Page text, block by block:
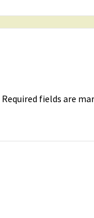
Required fields are